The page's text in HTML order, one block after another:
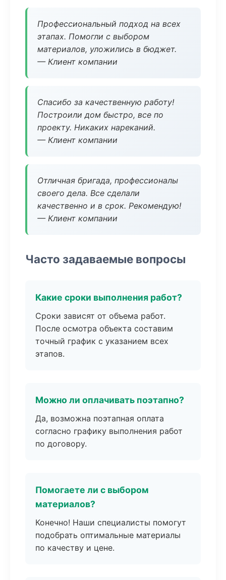
Профессиональный подход на всех
этапах. Помогли с выбором
материалов, уложились в бюджет.
— Клиент компании
Спасибо за качественную работу!
Построили дом быстро, все по
проекту. Никаких нареканий.
— Клиент компании
Отличная бригада, профессионалы
своего дела. Все сделали
качественно и в срок. Рекомендую!
— Клиент компании
Часто задаваемые вопросы
Какие сроки выполнения работ?
Сроки зависят от объема работ.
После осмотра объекта составим
точный график с указанием всех
этапов.
Можно ли оплачивать поэтапно?
Да, возможна поэтапная оплата
согласно графику выполнения работ
по договору.
Помогаете ли с выбором
материалов?
Конечно! Наши специалисты помогут
подобрать оптимальные материалы
по качеству и цене.